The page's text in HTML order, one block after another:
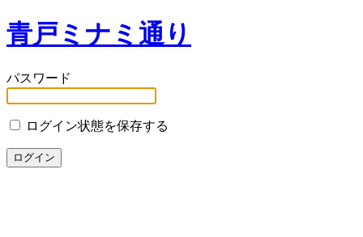
青戸ミナミ通り
パスワード
ログイン状態を保存する